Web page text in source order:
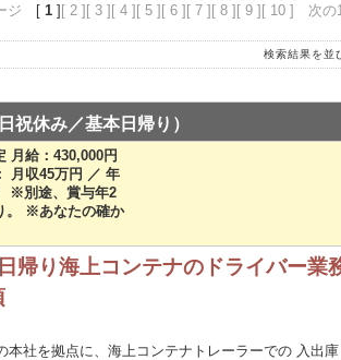
ジ [ 1 ] [ 2 ] [ 3 ] [ 4 ] [ 5 ] [ 6 ] [ 7 ] [ 8 ] [ 9 ] [ 10 ] 次の
検索結果を
祝休み／基本日帰り）
月給：430,000円
月収45万円 ／ 年
※別途、賞与年2
。 ※あなたの確か
帰り海上コンテナのドライバー業
本社を拠点に、海上コンテナトレーラーでの 入出